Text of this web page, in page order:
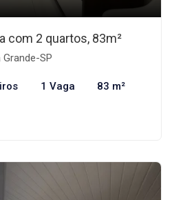
com 2 quartos, 83m²
SP
1 Vaga 83 m²